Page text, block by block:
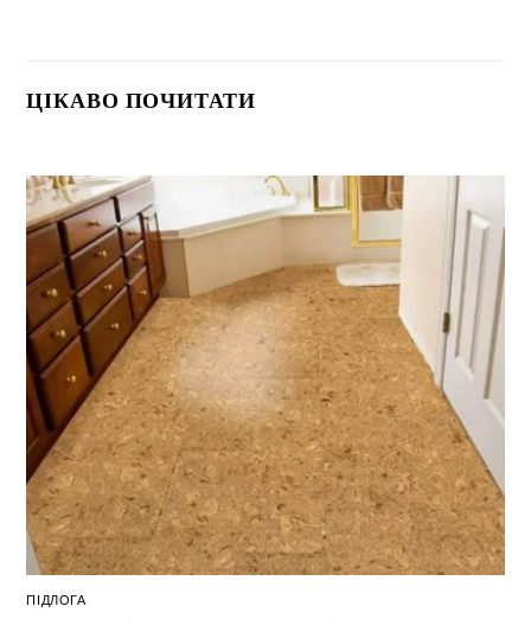
ЦІКАВО ПОЧИТАТИ
ПІДЛОГА